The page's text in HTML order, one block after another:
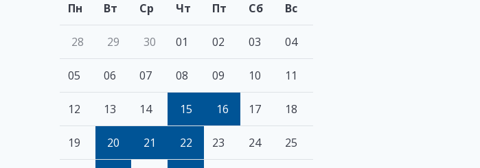
Пн Вт Ср Чт Пт Сб Вс
28 29 30 01 02 03 04
05 06 07 08 09 10 11
12 13 14 15 16 17 18
19 20 21 22 23 24 25